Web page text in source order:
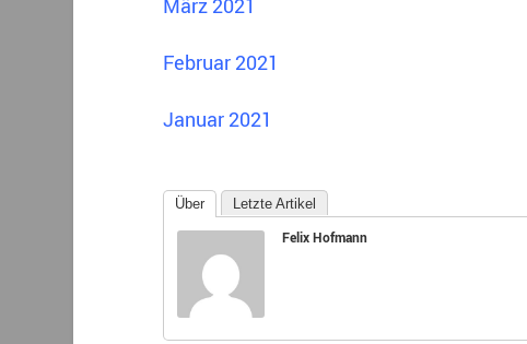
März 2021
Februar 2021
Januar 2021
Über Letzte Artikel
Felix Hofmann